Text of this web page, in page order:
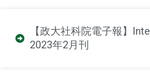
【政大社科院電子報】
2023年2月刊